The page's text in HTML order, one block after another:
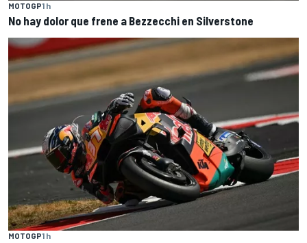
MOTOGP1 h
No hay dolor que frene a Bezzecchi en Silverstone
MOTOGP1 h